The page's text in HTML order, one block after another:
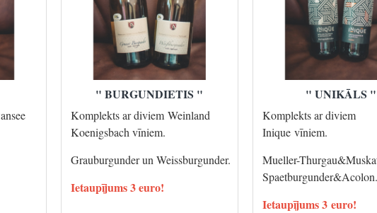
" BURGUNDIETIS "
Komplekts ar diviem Weinland
Koenigsbach vīniem.
Grauburgunder un Weissburgunder.
Ietaupījums 3 euro!
" UNIKĀLS "
Komplekts ar diviem
Inique vīniem.
Mueller-
Spaetburgunder&Acolon.
Ietaupījums 3 euro!